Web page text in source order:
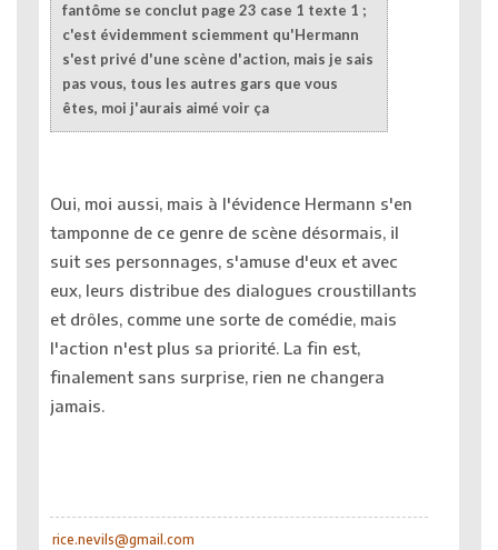
fantôme se conclut page 23 case 1 texte 1 ;
c'est évidemment sciemment qu'Hermann
s'est privé d'une scène d'action, mais je sais
pas vous, tous les autres gars que vous
êtes, moi j'aurais aimé voir ça
Oui, moi aussi, mais à l'évidence Hermann s'en
tamponne de ce genre de scène désormais, il
suit ses personnages, s'amuse d'eux et avec
eux, leurs distribue des dialogues croustillants
et drôles, comme une sorte de comédie, mais
l'action n'est plus sa priorité. La fin est,
finalement sans surprise, rien ne changera
jamais.
rice.nevils@gmail.com